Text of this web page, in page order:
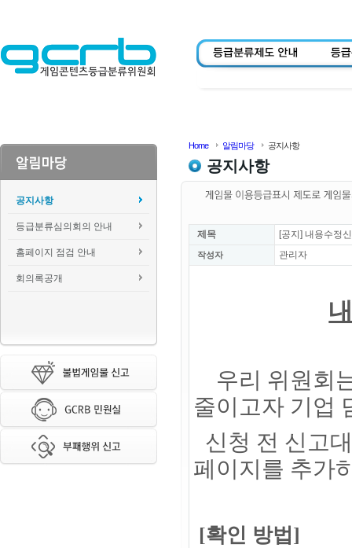
공지사항
등급분류심의회의 안내
홈페이지 점검 안내
회의록공개
Home 알림마당 공지사항
공지사항
제목 [공지] 내용수정
작성자 관리자
우리 위원회
줄이고자 기업
신청 전 신고
페이지를 추가
[확인 방법]